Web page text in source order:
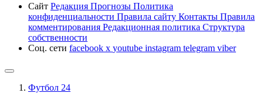
Сайт Редакция Прогнозы Политика
конфиденциальности Правила сайту Контакты Правила
комментирования Редакционная политика Структура
собственности
Соц. сети facebook x youtube instagram telegram viber
Футбол 24